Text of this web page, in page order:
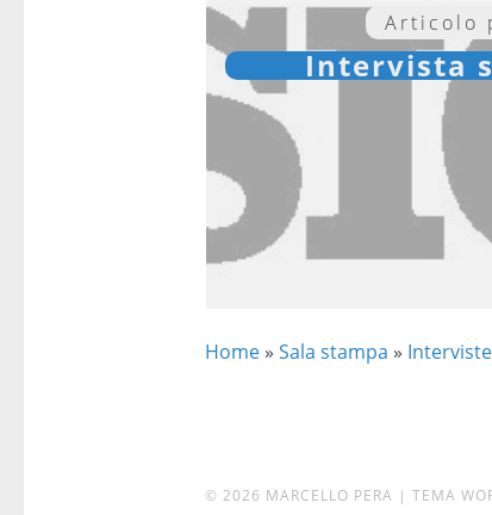
Articolo
Intervista
Home » Sala stampa » Interviste
© 2026 MARCELLO PERA | TEMA